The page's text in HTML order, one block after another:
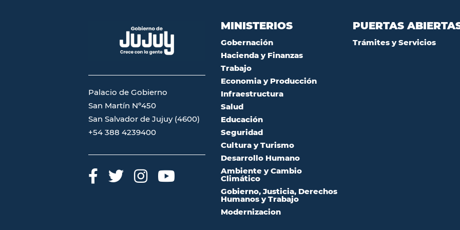
Palacio de Gobierno
San Martín Nº450
San Salvador de Jujuy (4600)
+54 388 4239400
MINISTERIOS
Gobernación
Hacienda y Finanzas
Trabajo
Economia y Producción
Infraestructura
Salud
Educación
Seguridad
Cultura y Turismo
Desarrollo Humano
Ambiente y Cambio
Climático
Gobierno, Justicia, Derechos
Humanos y Trabajo
Modernizacion
PUERTAS
Trámites y Servicios